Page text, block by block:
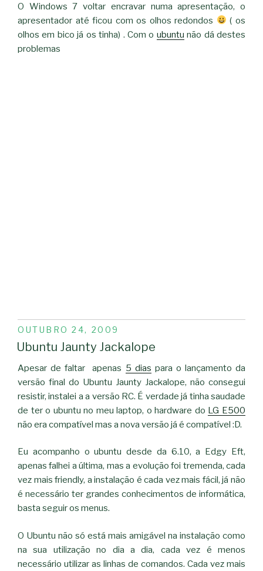
O Windows 7 voltar encravar numa apresentação, o
apresentador até ficou com os olhos redondos
( os
olhos em bico já os tinha) . Com o ubuntu não dá destes
problemas
PUBLICADO
EM
OUTUBRO 24, 2009
Ubuntu Jaunty Jackalope
Apesar de faltar apenas 5 dias para o lançamento da
versão final do Ubuntu Jaunty Jackalope, não consegui
resistir, instalei a a versão RC. É verdade já tinha saudade
de ter o ubuntu no meu laptop, o hardware do LG E500
não era compatível mas a nova versão já é compatível :D.
Eu acompanho o ubuntu desde da 6.10, a Edgy Eft,
apenas falhei a última, mas a evolução foi tremenda, cada
vez mais friendly, a instalação é cada vez mais fácil, já não
é necessário ter grandes conhecimentos de informática,
basta seguir os menus.
O Ubuntu não só está mais amigável na instalação como
na sua utilização no dia a dia, cada vez é menos
necessário utilizar as linhas de comandos. Cada vez mais